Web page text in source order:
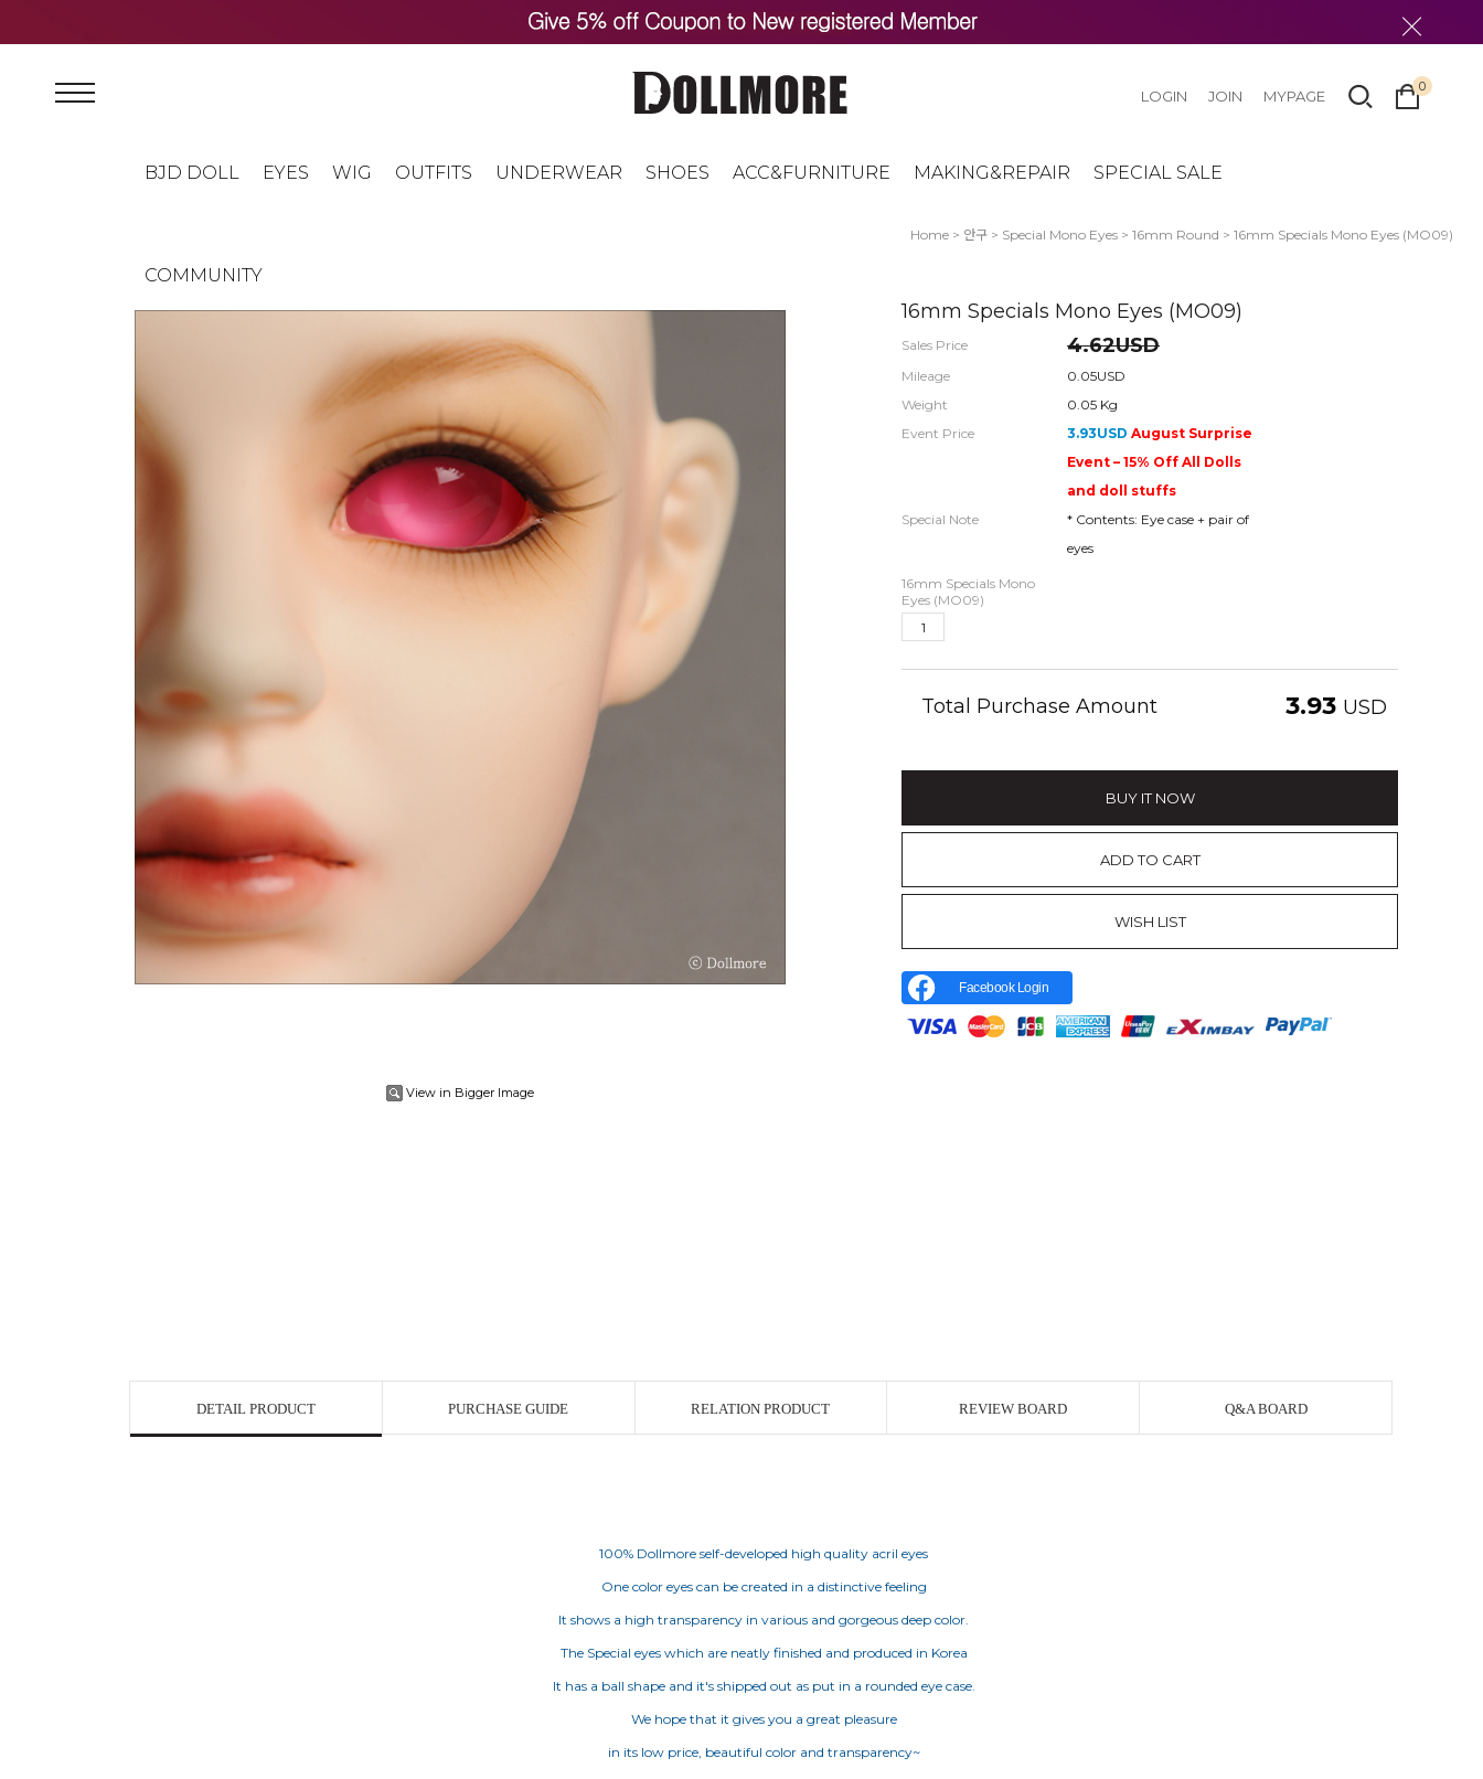
BJD DOLL EYES WIG OUTFITS UNDERWEAR SHOES ACC&FURNITURE MAKING&REPAIR SPECIAL SALE
COMMUNITY
LOGIN JOIN MYPAGE
0
Home > 안구 > Special Mono Eyes > 16mm Round > 16mm Specials Mono Eyes (MO09)
View in Bigger Image
16mm Specials Mono Eyes (MO09)
Sales Price 4.62USD
Mileage
0.05USD
Weight
0.05 Kg
Event Price
3.93USD August Surprise
Event – 15% Off All Dolls
and doll stuffs
Special Note
* Contents: Eye case + pair of
eyes
16mm Specials Mono
Eyes (MO09)
Total Purchase Amount 3.93 USD
BUY IT NOW
ADD TO CART
WISH LIST
Facebook Login
DETAIL PRODUCT PURCHASE GUIDE RELATION PRODUCT REVIEW BOARD Q&A BOARD
100% Dollmore self-developed high quality acril eyes
One color eyes can be created in a distinctive feeling
It shows a high transparency in various and gorgeous deep color.
The Special eyes which are neatly finished and produced in Korea
It has a ball shape and it's shipped out as put in a rounded eye case.
We hope that it gives you a great pleasure
in its low price, beautiful color and transparency~